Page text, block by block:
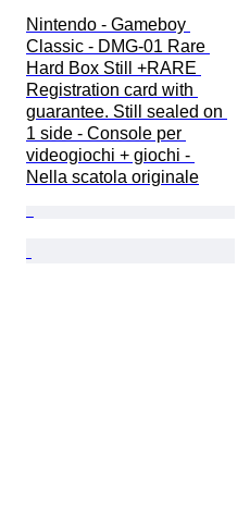
Nintendo - Gameboy
Classic - DMG-01 Rare
Hard Box Still +RARE
Registration card with
guarantee. Still sealed on
1 side - Console per
videogiochi + giochi -
Nella scatola originale